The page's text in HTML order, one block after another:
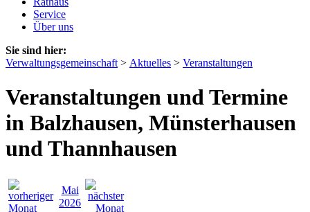
Service
Über uns
Sie sind hier:
Verwaltungsgemeinschaft > Aktuelles > Veranstaltungen
Veranstaltungen und Termine
in Balzhausen, Münsterhausen
und Thannhausen
Mai
2026